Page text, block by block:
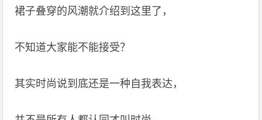
裙子叠穿的风潮就介绍到这里了，
不知道大家能不能接受？
其实时尚说到底还是一种自我表达，